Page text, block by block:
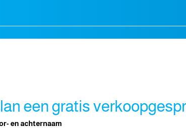
een gratis
en achternaam